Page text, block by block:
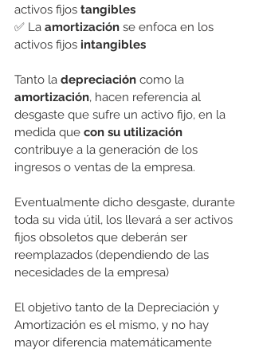
activos fijos tangibles
✅ La amortización se enfoca en los
activos fijos intangibles
Tanto la depreciación como la
amortización, hacen referencia al
desgaste que sufre un activo fijo, en la
medida que con su utilización
contribuye a la generación de los
ingresos o ventas de la empresa.
Eventualmente dicho desgaste, durante
toda su vida útil, los llevará a ser activos
fijos obsoletos que deberán ser
reemplazados (dependiendo de las
necesidades de la empresa)
El objetivo tanto de la Depreciación y
Amortización es el mismo, y no hay
mayor diferencia matemáticamente